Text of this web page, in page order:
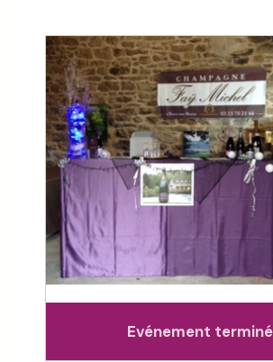
Evénement